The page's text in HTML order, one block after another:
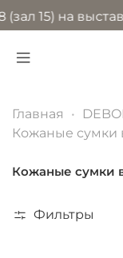
на выставке
Главная
Кожаные сумки
Кожаные сумки
Фильтры